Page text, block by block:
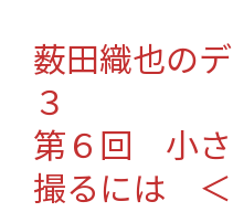
薮田織也の
３
第６回 小さ
撮るには ＜